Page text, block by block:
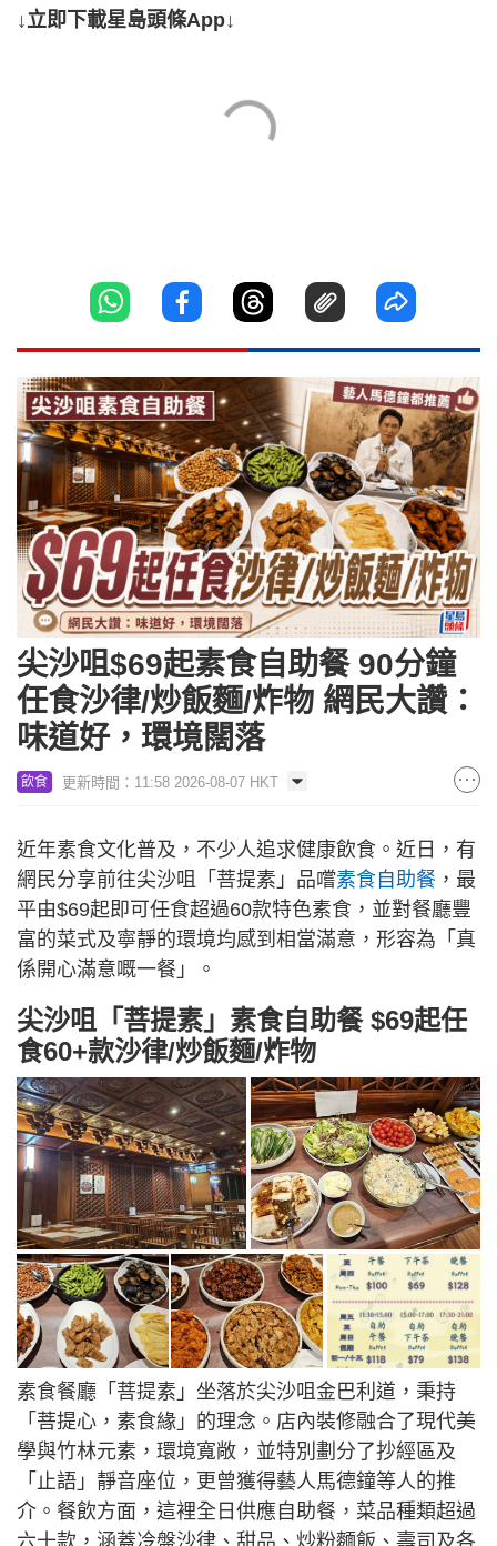
↓立即下載星島頭條App↓
尖沙咀$69起素食自助餐 90分鐘
任食沙律/炒飯麵/炸物 網民大讚：
味道好，環境闊落
飲食 更新時間：11:58 2026-08-07 HKT
近年素食文化普及，不少人追求健康飲食。近日，有
網民分享前往尖沙咀「菩提素」品嚐素食自助餐 ，最
平由$69起即可任食超過60款特色素食，並對餐廳豐
富的菜式及寧靜的環境均感到相當滿意，形容為「真
係開心滿意嘅一餐」。
尖沙咀「菩提素」素食自助餐 $69起任
食60+款沙律/炒飯麵/炸物
素食餐廳「菩提素」坐落於尖沙咀金巴利道，秉持
「菩提心，素食緣」的理念。店內裝修融合了現代美
學與竹林元素，環境寬敞，並特別劃分了抄經區及
「止語」靜音座位，更曾獲得藝人馬德鐘等人的推
介。餐飲方面，這裡全日供應自助餐，菜品種類超過
六十款，涵蓋冷盤沙律、甜品、炒粉麵飯、壽司及各